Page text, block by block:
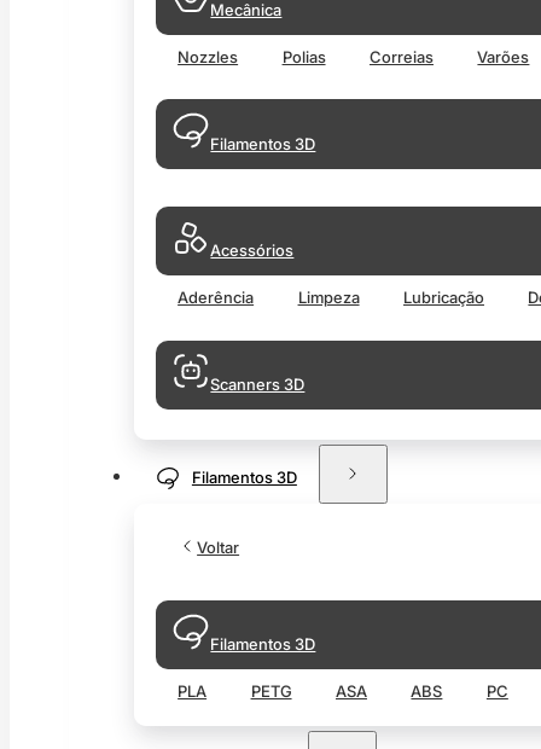
Mecânica
Nozzles Polias Correias Varões
Filamentos 3D
Acessórios
Aderência Limpeza Lubricação
Scanners 3D
Filamentos 3D
Voltar
Filamentos 3D
PLA PETG ASA ABS PC